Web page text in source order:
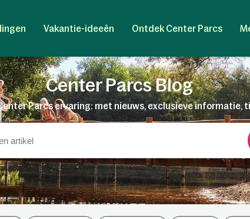
Vakantie-ideeën Ontdek Center Parcs
Center Parcs Blog
Parcs ervaring: met nieuws, exclusieve informatie,